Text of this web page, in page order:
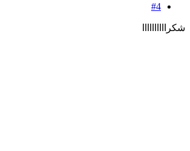
#4
شكراااااااااا